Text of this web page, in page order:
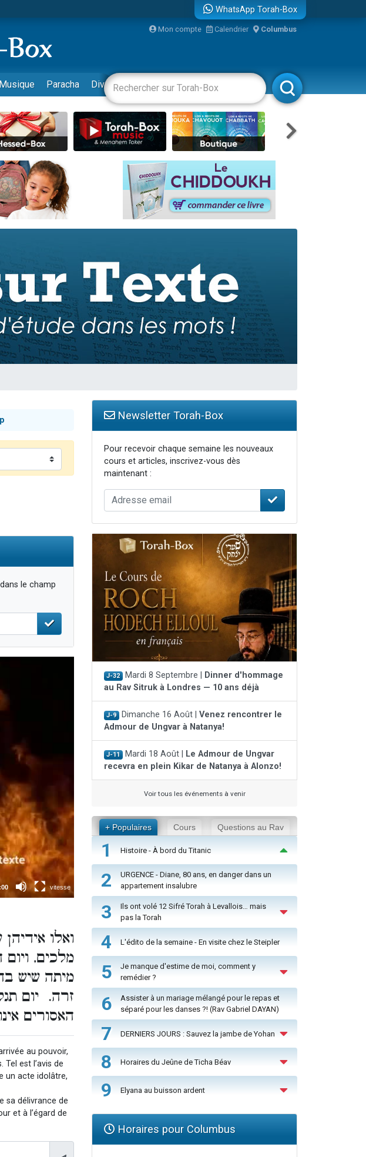
aux Orphelins
dans un appartement insalubre
de Yohan
et le Birkat Hamazone à travers le temps
WhatsApp Torah-Box
Mon compte Calendrier Columbus
Musique Paracha Divertissements Livres Rabbanim
le champ
ואלו
מלכים,
מיתה שיש
זרה. יום
האסורים
au pouvoir,
est l’avis de
un acte idolâtre,
sa délivrance de
et à l’égard de
Newsletter Torah-Box
Pour recevoir chaque semaine les nouveaux
cours et articles, inscrivez-vous dès
maintenant :
J-32 Mardi 8 Septembre |
Dinner d'hommage
au Rav Sitruk à Londres — 10 ans déjà
J-9 Dimanche 16 Août | Venez rencontrer le
Admour de Ungvar à Natanya!
J-11 Mardi 18 Août |
Le Admour de Ungvar
recevra en plein Kikar de Natanya à Alonzo!
Voir tous les événements à venir
+ Populaires Cours Questions au Rav
1 Histoire - À bord du Titanic
2
URGENCE - Diane, 80 ans, en danger dans un
appartement insalubre
3
Ils ont volé 12 Sifré Torah à Levallois… mais
pas la Torah
4 L'édito de la semaine - En visite chez le Steipler
5
Je manque d'estime de moi, comment y
remédier ?
6
Assister à un mariage mélangé pour le repas et
séparé pour les danses ?! (Rav Gabriel DAYAN)
7 DERNIERS JOURS : Sauvez la jambe de Yohan
8 Horaires du Jeûne de Ticha Béav
9 Elyana au buisson ardent
Horaires pour Columbus